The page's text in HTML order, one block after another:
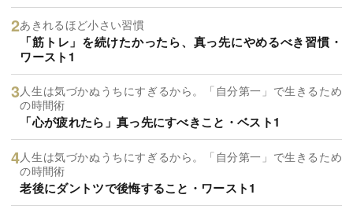
あきれるほど小さい習慣
「筋トレ」を続けたかったら、真っ先にやめるべき習慣・
ワースト1
人生は気づかぬうちにすぎるから。「自分第一」で生きるため
の時間術
「心が疲れたら」真っ先にすべきこと・ベスト1
人生は気づかぬうちにすぎるから。「自分第一」で生きるため
の時間術
老後にダントツで後悔すること・ワースト1